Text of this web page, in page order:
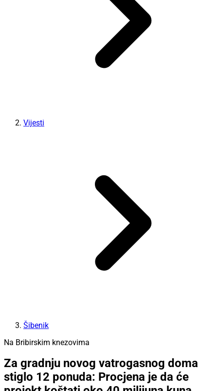
Vijesti
Šibenik
Na Bribirskim knezovima
Za gradnju novog vatrogasnog doma
stiglo 12 ponuda: Procjena je da će